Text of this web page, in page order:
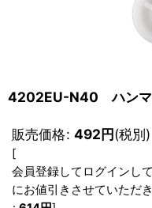
4202EU-N40 ハンマ
販売価格: 492円(税別)
[
会員登録してログインし
にお値引きさせていただ